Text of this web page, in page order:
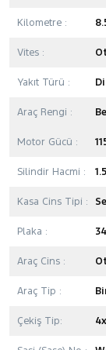
Kilometre :
Vites :
Yakıt Türü :
Araç Rengi :
Motor Gücü :
Silindir Hacmi :
Kasa Cins Tipi :
Plaka :
Araç Cins :
Araç Tip :
Çekiş Tip: